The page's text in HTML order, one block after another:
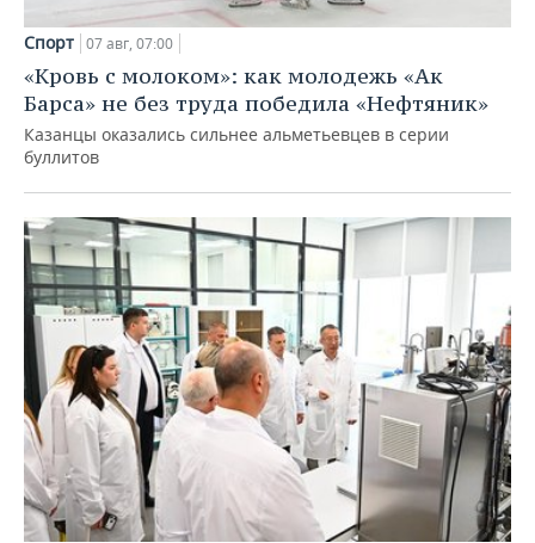
Спорт 07 авг, 07:00
«Кровь с молоком»: как молодежь «Ак
Барса» не без труда победила «Нефтяник»
Казанцы оказались сильнее альметьевцев в серии
буллитов